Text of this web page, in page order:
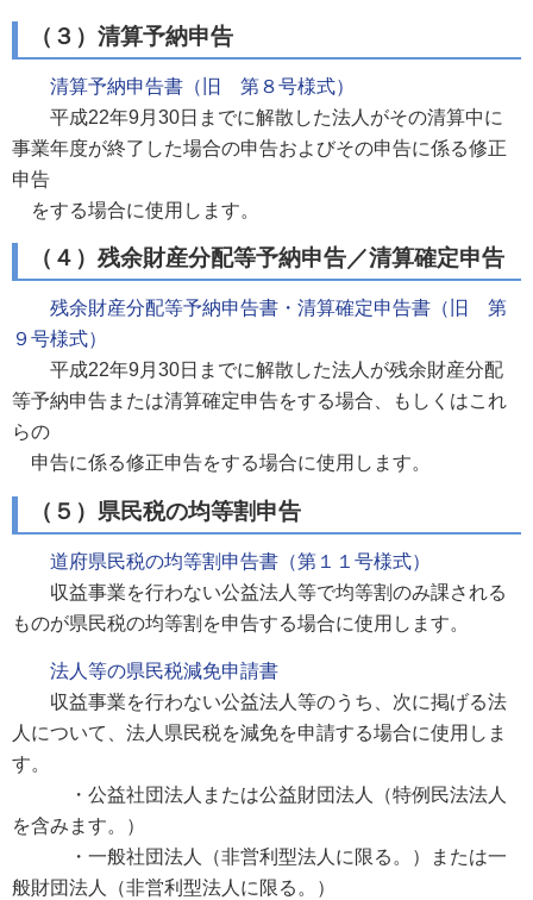
（３）清算予納申告
清算予納申告書（旧 第８号様式）
平成22年9月30日までに解散した法人がその清算中に
事業年度が終了した場合の申告およびその申告に係る修正
申告
をする場合に使用します。
（４）残余財産分配等予納申告／清算確定申告
残余財産分配等予納申告書・清算確定申告書（旧 第
９号様式）
平成22年9月30日までに解散した法人が残余財産分配
等予納申告または清算確定申告をする場合、もしくはこれ
らの
申告に係る修正申告をする場合に使用します。
（５）県民税の均等割申告
道府県民税の均等割申告書（第１１号様式）
収益事業を行わない公益法人等で均等割のみ課される
ものが県民税の均等割を申告する場合に使用します。
法人等の県民税減免申請書
収益事業を行わない公益法人等のうち、次に掲げる法
人について、法人県民税を減免を申請する場合に使用しま
す。
・公益社団法人または公益財団法人（特例民法法人
を含みます。）
・一般社団法人（非営利型法人に限る。）または一
般財団法人（非営利型法人に限る。）